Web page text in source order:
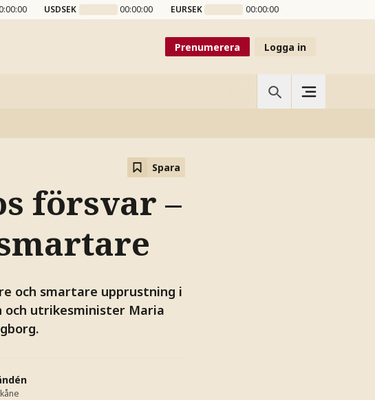
USDSEK 00:00:00 EURSEK 00:00:00
Prenumerera Logga in
Spara
försvar –
och smartare upprustning i
och utrikesminister Maria